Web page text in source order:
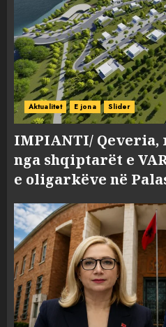
Aktualitet E jona Slider
IMPIANTI/ Qeveria,
nga shqiptarët e
e oligarkëve në